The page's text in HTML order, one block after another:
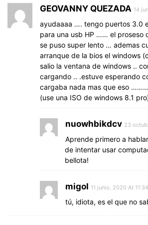
GEOVANNY QUEZADA 14
ayudaaaa …. tengo puertos 3.0
para una usb HP …… el proseso
se puso super lento … ademas
arranque de la bios el windows
salio la ventana de windows ..
cargando .. .estuve esperando
cargaba nada mas que eso
(use una ISO de windows 8.1
nuowhbikdcv 23
Aprende primero a
de intentar usar
bellota!
migol 11 junio, 2020 At
tú, idiota, es el que no